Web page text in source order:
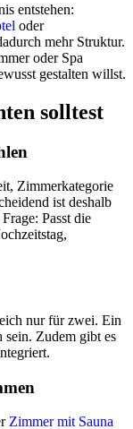
entstehen:
oder
mehr Struktur.
oder Spa
gestalten willst.
solltest
Zimmerkategorie
ist deshalb
Passt die
nur für zwei. Ein
sein. Zudem gibt es
Zimmer mit Sauna